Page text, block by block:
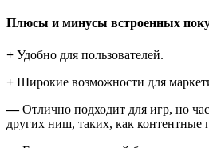
Плюсы и минусы встроенных
+ Удобно для пользователей.
+ Широкие возможности для
—Отлично подходит для игр, но
других ниш, таких, как контентные